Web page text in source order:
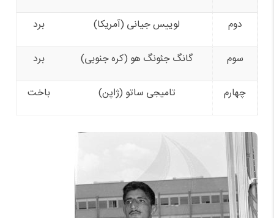
دوم لوییس جیانی (آمریکا) برد
سوم گانگ جئونگ هو (کره جنوبی) برد
چهارم تامیجی ساتو (ژاپن) باخت